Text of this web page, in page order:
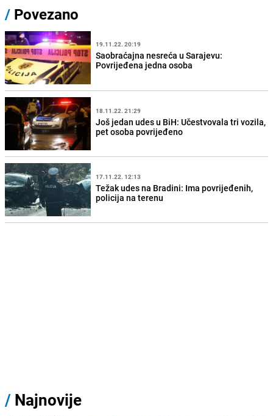
/ Povezano
19.11.22. 20:19
Saobraćajna nesreća u Sarajevu:
Povrijeđena jedna osoba
18.11.22. 21:29
Još jedan udes u BiH: Učestvovala tri vozila,
pet osoba povrijeđeno
17.11.22. 12:13
Težak udes na Bradini: Ima povrijeđenih,
policija na terenu
/ Najnovije